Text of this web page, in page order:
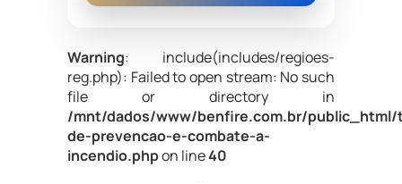
Warning: include(includes/regioes-
reg.php): Failed to open stream: No such
file or directory in
/mnt/dados/www/benfire.com.br/
de-prevencao-e-combate-a-
incendio.phpon line40